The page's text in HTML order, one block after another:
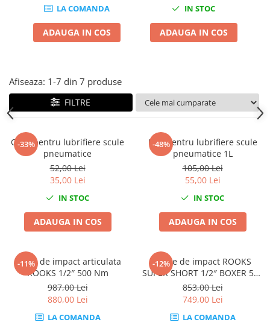
Module scule
Echipamente De Sudura
Aparate taiere cu plasma
Magneti fixare sudura
Mig-Mag
Sudura In Puncte
Tig-Wig
Pompe si Cilindri Hidraulici
Prese pentru arcuri
Schimb ulei
Chei buson baie ulei
Chei filtru ulei
Recuperatoare de ulei
Scule Ajutatoare
Scule De Mana si Unelte
LA COMANDA
ADAUGA IN COS
IN STOC
ADAUGA IN COS
Afiseaza: 1-7 din 7 produse
FILTRE
-33%
Oiler pentru lubrifiere scule
pneumatice
52,00 Lei
35,00 Lei
IN STOC
ADAUGA IN COS
-48%
Ulei pentru lubrifiere scule
pneumatice 1L
105,00 Lei
55,00 Lei
IN STOC
ADAUGA IN COS
-11%
Cheie de impact articulata
ROOKS 1/2″ 500 Nm
987,00 Lei
880,00 Lei
LA COMANDA
-12%
Cheie de impact ROOKS
SUPER SHORT 1/2″ BOXER 500
Nm
853,00 Lei
749,00 Lei
LA COMANDA